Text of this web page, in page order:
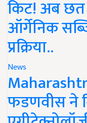
किट! अब छत
ऑर्गेनिक
प्रक्रिया..
News
फडणवीस ने